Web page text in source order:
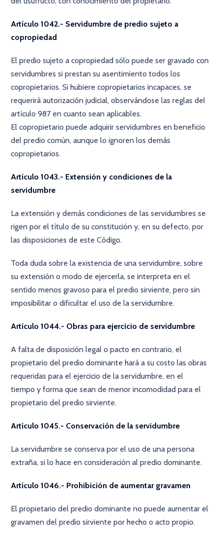
Artículo 1042.- Servidumbre de predio sujeto a
copropiedad
El predio sujeto a copropiedad sólo puede ser gravado con
servidumbres si prestan su asentimiento todos los
copropietarios. Si hubiere copropietarios incapaces, se
requerirá autorización judicial, observándose las reglas del
artículo 987 en cuanto sean aplicables.
El copropietario puede adquirir servidumbres en beneficio
del predio común, aunque lo ignoren los demás
copropietarios.
Artículo 1043.- Extensión y condiciones de la
servidumbre
La extensión y demás condiciones de las servidumbres se
rigen por el título de su constitución y, en su defecto, por
las disposiciones de este Código.
Toda duda sobre la existencia de una servidumbre, sobre
su extensión o modo de ejercerla, se interpreta en el
sentido menos gravoso para el predio sirviente, pero sin
imposibilitar o dificultar el uso de la servidumbre.
Artículo 1044.- Obras para ejercicio de servidumbre
A falta de disposición legal o pacto en contrario, el
propietario del predio dominante hará a su costo las obras
requeridas para el ejercicio de la servidumbre, en el
tiempo y forma que sean de menor incomodidad para el
propietario del predio sirviente.
Artículo 1045.- Conservación de la servidumbre
La servidumbre se conserva por el uso de una persona
extraña, si lo hace en consideración al predio dominante.
Artículo 1046.- Prohibición de aumentar gravamen
El propietario del predio dominante no puede aumentar el
gravamen del predio sirviente por hecho o acto propio.